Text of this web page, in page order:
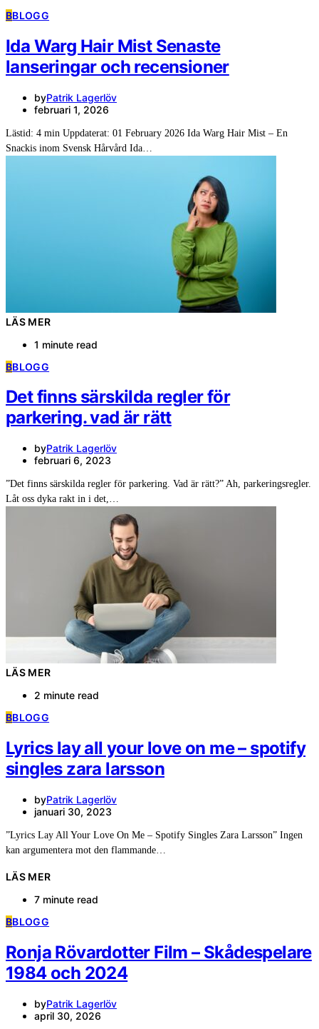
BBLOGG
Ida Warg Hair Mist Senaste
lanseringar och recensioner
byPatrik Lagerlöv
februari 1, 2026
Lästid: 4 min Uppdaterat: 01 February 2026 Ida Warg Hair Mist – En
Snackis inom Svensk Hårvård Ida…
LÄS MER
1 minute read
BBLOGG
Det finns särskilda regler för
parkering. vad är rätt
byPatrik Lagerlöv
februari 6, 2023
”Det finns särskilda regler för parkering. Vad är rätt?” Ah, parkeringsregler.
Låt oss dyka rakt in i det,…
LÄS MER
2 minute read
BBLOGG
Lyrics lay all your love on me – spotify
singles zara larsson
byPatrik Lagerlöv
januari 30, 2023
”Lyrics Lay All Your Love On Me – Spotify Singles Zara Larsson” Ingen
kan argumentera mot den flammande…
LÄS MER
7 minute read
BBLOGG
Ronja Rövardotter Film – Skådespelare
1984 och 2024
byPatrik Lagerlöv
april 30, 2026